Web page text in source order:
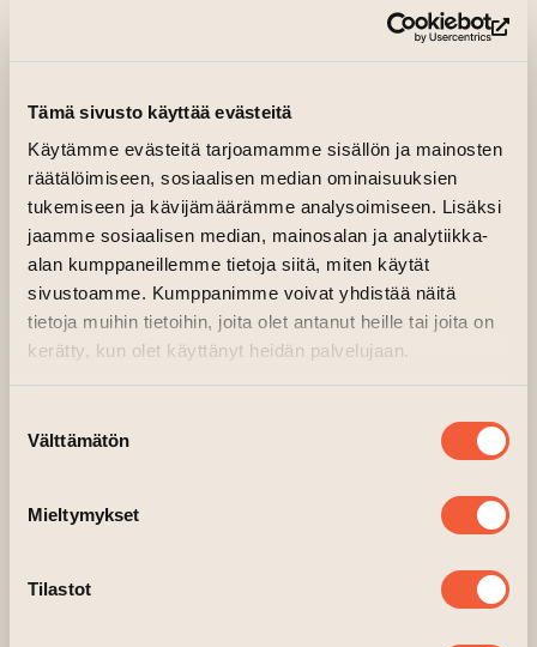
Tämä sivusto käyttää evästeitä
Käytämme evästeitä tarjoamamme sisällön ja mainosten
räätälöimiseen, sosiaalisen median ominaisuuksien
tukemiseen ja kävijämäärämme analysoimiseen. Lisäksi
jaamme sosiaalisen median, mainosalan ja analytiikka-
alan kumppaneillemme tietoja siitä, miten käytät
sivustoamme. Kumppanimme voivat yhdistää näitä
tietoja muihin tietoihin, joita olet antanut heille tai joita on
kerätty, kun olet käyttänyt heidän palvelujaan.
valinta
Välttämätön
Mieltymykset
Tilastot
Juliana Kamotskin, tila- ja
tapahtumakoordinaattori, +358 44 975 1248
(kokousvaraukset ja tilavuokraukset) (lomalla
29.6.-10.7.2026)
Ota yhteyttä
*pakollinen kenttä
Yhteydenotto
Etunimi*